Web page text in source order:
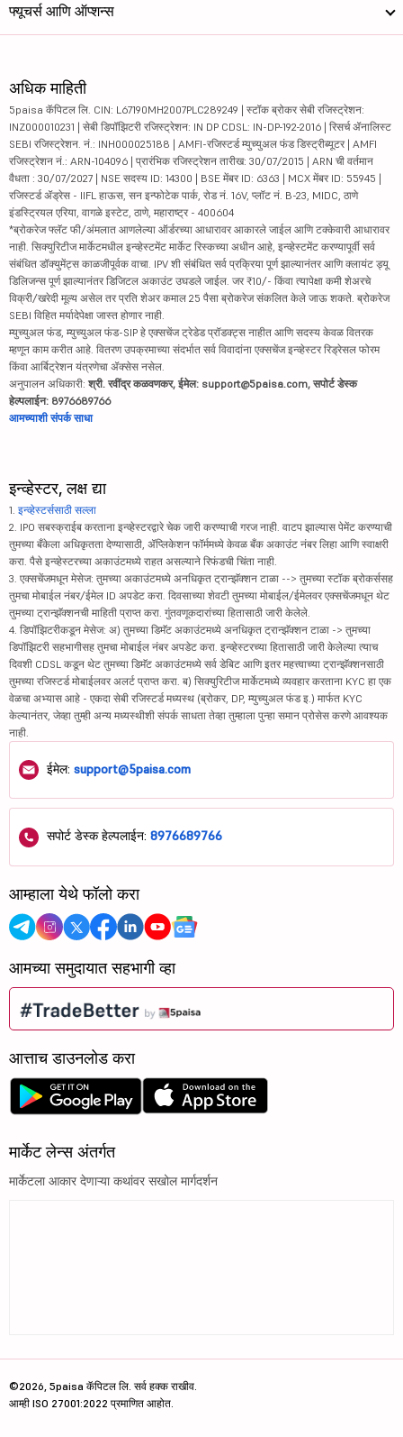
फ्यूचर्स आणि ऑप्शन्स
अधिक माहिती
5paisa कॅपिटल लि. CIN: L67190MH2007PLC289249 | स्टॉक ब्रोकर सेबी रजिस्ट्रेशन:
INZ000010231 | सेबी डिपॉझिटरी रजिस्ट्रेशन: IN DP CDSL: IN-DP-192-2016 | रिसर्च ॲनालिस्ट
SEBI रजिस्ट्रेशन. नं.: INH000025188 | AMFI-रजिस्टर्ड म्युच्युअल फंड डिस्ट्रीब्यूटर | AMFI
रजिस्ट्रेशन नं.: ARN-104096 | प्रारंभिक रजिस्ट्रेशन तारीख: 30/07/2015 | ARN ची वर्तमान
वैधता : 30/07/2027 | NSE सदस्य ID: 14300 | BSE मेंबर ID: 6363 | MCX मेंबर ID: 55945 |
रजिस्टर्ड ॲड्रेस - IIFL हाऊस, सन इन्फोटेक पार्क, रोड नं. 16V, प्लॉट नं. B-23, MIDC, ठाणे
इंडस्ट्रियल एरिया, वागळे इस्टेट, ठाणे, महाराष्ट्र - 400604
*ब्रोकरेज फ्लॅट फी/अंमलात आणलेल्या ऑर्डरच्या आधारावर आकारले जाईल आणि टक्केवारी आधारावर
नाही. सिक्युरिटीज मार्केटमधील इन्व्हेस्टमेंट मार्केट रिस्कच्या अधीन आहे, इन्व्हेस्टमेंट करण्यापूर्वी सर्व
संबंधित डॉक्युमेंट्स काळजीपूर्वक वाचा. IPV शी संबंधित सर्व प्रक्रिया पूर्ण झाल्यानंतर आणि क्लायंट ड्यू
डिलिजन्स पूर्ण झाल्यानंतर डिजिटल अकाउंट उघडले जाईल. जर ₹10/- किंवा त्यापेक्षा कमी शेअरचे
विक्री/खरेदी मूल्य असेल तर प्रति शेअर कमाल 25 पैसा ब्रोकरेज संकलित केले जाऊ शकते. ब्रोकरेज
SEBI विहित मर्यादेपेक्षा जास्त होणार नाही.
म्युच्युअल फंड, म्युच्युअल फंड-SIP हे एक्सचेंज ट्रेडेड प्रॉडक्ट्स नाहीत आणि सदस्य केवळ वितरक
म्हणून काम करीत आहे. वितरण उपक्रमाच्या संदर्भात सर्व विवादांना एक्सचेंज इन्व्हेस्टर रिड्रेसल फोरम
किंवा आर्बिट्रेशन यंत्रणेचा ॲक्सेस नसेल.
अनुपालन अधिकारी: श्री. रवींद्र कळवणकर, ईमेल: support@5paisa.com, सपोर्ट डेस्क
हेल्पलाईन: 8976689766
आमच्याशी संपर्क साधा
इन्व्हेस्टर, लक्ष द्या
1. इन्व्हेस्टर्ससाठी सल्ला
2. IPO सबस्क्राईब करताना इन्व्हेस्टरद्वारे चेक जारी करण्याची गरज नाही. वाटप झाल्यास पेमेंट करण्याची
तुमच्या बँकेला अधिकृतता देण्यासाठी, ॲप्लिकेशन फॉर्ममध्ये केवळ बँक अकाउंट नंबर लिहा आणि स्वाक्षरी
करा. पैसे इन्व्हेस्टरच्या अकाउंटमध्ये राहत असल्याने रिफंडची चिंता नाही.
3. एक्सचेंजमधून मेसेज: तुमच्या अकाउंटमध्ये अनधिकृत ट्रान्झॅक्शन टाळा --> तुमच्या स्टॉक ब्रोकर्ससह
तुमचा मोबाईल नंबर/ईमेल ID अपडेट करा. दिवसाच्या शेवटी तुमच्या मोबाईल/ईमेलवर एक्सचेंजमधून थेट
तुमच्या ट्रान्झॅक्शनची माहिती प्राप्त करा. गुंतवणूकदारांच्या हितासाठी जारी केलेले.
4. डिपॉझिटरीकडून मेसेज: अ) तुमच्या डिमॅट अकाउंटमध्ये अनधिकृत ट्रान्झॅक्शन टाळा -> तुमच्या
डिपॉझिटरी सहभागीसह तुमचा मोबाईल नंबर अपडेट करा. इन्व्हेस्टरच्या हितासाठी जारी केलेल्या त्याच
दिवशी CDSL कडून थेट तुमच्या डिमॅट अकाउंटमध्ये सर्व डेबिट आणि इतर महत्त्वाच्या ट्रान्झॅक्शनसाठी
तुमच्या रजिस्टर्ड मोबाईलवर अलर्ट प्राप्त करा. ब) सिक्युरिटीज मार्केटमध्ये व्यवहार करताना KYC हा एक
वेळचा अभ्यास आहे - एकदा सेबी रजिस्टर्ड मध्यस्थ (ब्रोकर, DP, म्युच्युअल फंड इ.) मार्फत KYC
केल्यानंतर, जेव्हा तुम्ही अन्य मध्यस्थीशी संपर्क साधता तेव्हा तुम्हाला पुन्हा समान प्रोसेस करणे आवश्यक
नाही.
ईमेल: support@5paisa.com
सपोर्ट डेस्क हेल्पलाईन: 8976689766
आम्हाला येथे फॉलो करा
आमच्या समुदायात सहभागी व्हा
आत्ताच डाउनलोड करा
मार्केट लेन्स अंतर्गत
मार्केटला आकार देणाऱ्या कथांवर सखोल मार्गदर्शन
©2026, 5paisa कॅपिटल लि. सर्व हक्क राखीव.
आम्ही ISO 27001:2022 प्रमाणित आहोत.